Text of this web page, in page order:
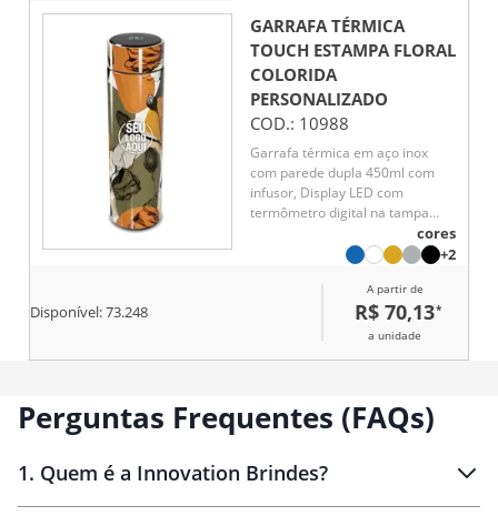
GARRAFA TÉRMICA
TOUCH ESTAMPA FLORAL
COLORIDA
PERSONALIZADO
COD.: 10988
Garrafa térmica em aço inox
com parede dupla 450ml com
infusor, Display LED com
termômetro digital na tampa
para indicar a temperatura do
líquido, Conserva líquido quente
cores
+2
Disponível:73.248
A partir de
R$ 70,13*
a unidade
Perguntas Frequentes (FAQs)
1. Quem é a Innovation Brindes?